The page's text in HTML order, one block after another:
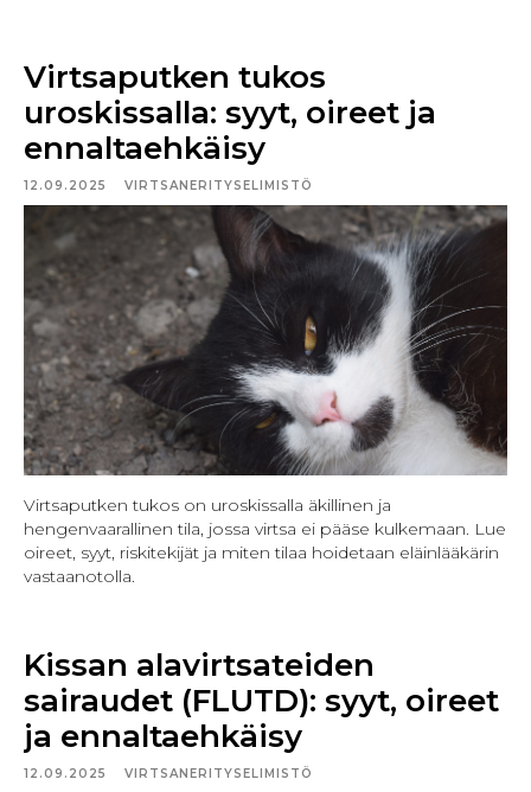
Virtsaputken tukos
uroskissalla: syyt, oireet ja
ennaltaehkäisy
12.09.2025 VIRTSANERITYSELIMISTÖ
Virtsaputken tukos on uroskissalla äkillinen ja
hengenvaarallinen tila, jossa virtsa ei pääse kulkemaan. Lue
oireet, syyt, riskitekijät ja miten tilaa hoidetaan eläinlääkärin
vastaanotolla.
Kissan alavirtsateiden
sairaudet (FLUTD): syyt, oireet
ja ennaltaehkäisy
12.09.2025 VIRTSANERITYSELIMISTÖ